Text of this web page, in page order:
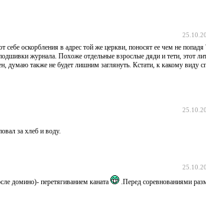
оскорбления в адрес той же церкви, поносят ее чем не
журнала. Похоже отдельные взрослые дяди и тети, этот
думаю также не будет лишним заглянуть. Кстати, к какому виду
за хлеб и воду.
домино)- перетягиванием каната
.Перед соревнованиями